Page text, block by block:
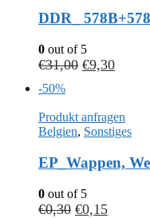
DDR_
0 out of 5
€31,00 €9,30
-50%
Produkt anfragen
Belgien, Sonstiges
EP_Wappen,
0 out of 5
€0,30 €0,15